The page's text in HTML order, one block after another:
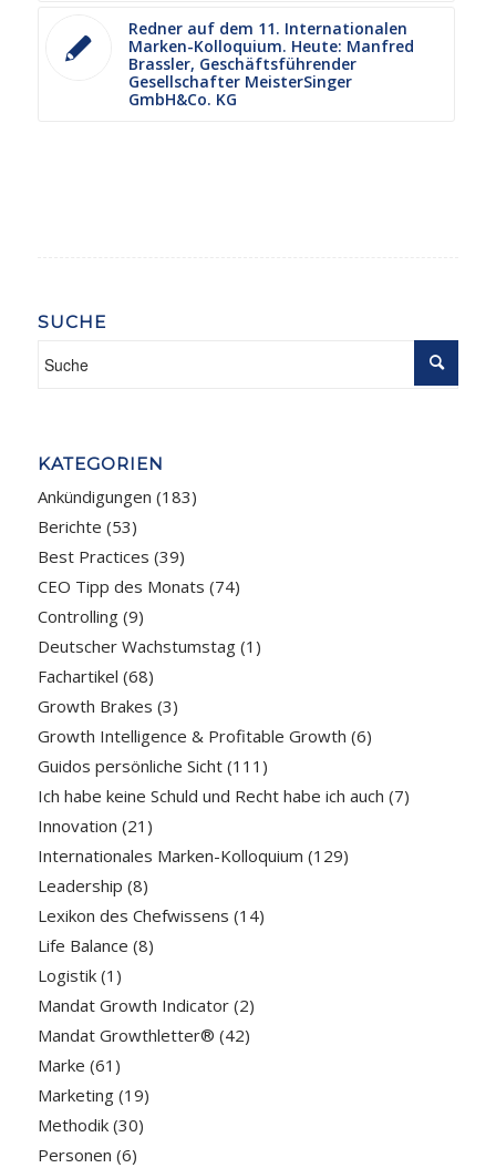
Redner auf dem 11. Internationalen
Marken-Kolloquium. Heute: Manfred
Brassler, Geschäftsführender
Gesellschafter MeisterSinger
GmbH&Co. KG
SUCHE
KATEGORIEN
Ankündigungen (183)
Berichte (53)
Best Practices (39)
CEO Tipp des Monats (74)
Controlling(9)
Deutscher Wachstumstag(1)
Fachartikel (68)
Growth Brakes (3)
Growth Intelligence & Profitable Growth (6)
Guidos persönliche Sicht(111)
Ich habe keine Schuld und Recht habe ich auch (7)
Innovation (21)
Internationales Marken-Kolloquium (129)
Leadership (8)
Lexikon des Chefwissens (14)
Life Balance (8)
Logistik(1)
Mandat Growth Indicator(2)
Mandat Growthletter® (42)
Marke (61)
Marketing(19)
Methodik(30)
Personen (6)